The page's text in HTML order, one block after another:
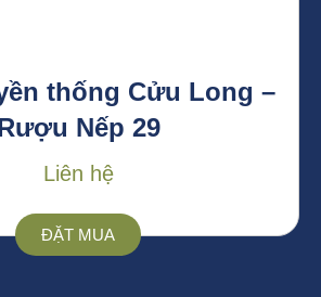
thống Cửu Long –
Nếp 29
Liên hệ
ĐẶT MUA